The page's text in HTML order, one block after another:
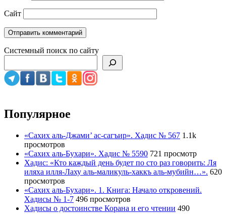
Сайт
Системный поиск по сайту
Популярное
«Сахих аль-Джами’ ас-сагъир». Хадис № 567 1.1k
просмотров
«Сахих аль-Бухари». Хадис № 5590 721 просмотр
Хадис: «Кто каждый день будет по сто раз говорить: Ля
иляха илля-Лаху аль-маликуль-хаккъ аль-мубийн…». 620
просмотров
«Сахих аль-Бухари». 1. Книга: Начало откровений.
Хадисы № 1-7 496 просмотров
Хадисы о достоинстве Корана и его чтении 490